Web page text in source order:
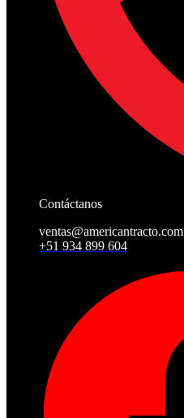
Contáctanos
ventas@americantracto.com
+51 934 899 604